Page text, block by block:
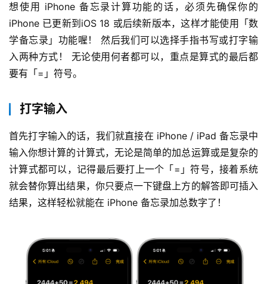
想使用 iPhone 备忘录计算功能的话，必须先确保你的
iPhone 已更新到iOS 18 或后续新版本，这样才能使用「数
学备忘录」功能喔！ 然后我们可以选择手指书写或打字输
入两种方式！ 无论使用何者都可以，重点是算式的最后都
要有「=」符号。
打字输入
首先打字输入的话，我们就直接在 iPhone / iPad 备忘录中
输入你想计算的计算式，无论是简单的加总运算或是复杂的
计算式都可以，记得最后要打上一个「=」符号，接着系统
就会替你算出结果，你只要点一下键盘上方的解答即可插入
结果，这样轻松就能在 iPhone 备忘录加总数字了！